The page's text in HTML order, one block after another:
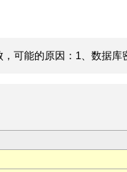
可能的原因：1、数据库